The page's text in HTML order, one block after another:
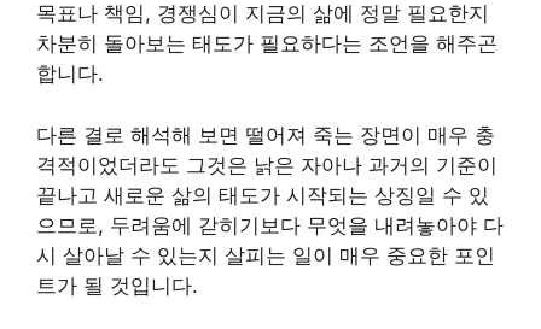
목표나 책임, 경쟁심이 지금의 삶에 정말 필요한지
차분히 돌아보는 태도가 필요하다는 조언을 해주곤
합니다.
다른 결로 해석해 보면 떨어져 죽는 장면이 매우 충
격적이었더라도 그것은 낡은 자아나 과거의 기준이
끝나고 새로운 삶의 태도가 시작되는 상징일 수 있
으므로, 두려움에 갇히기보다 무엇을 내려놓아야 다
시 살아날 수 있는지 살피는 일이 매우 중요한 포인
트가 될 것입니다.